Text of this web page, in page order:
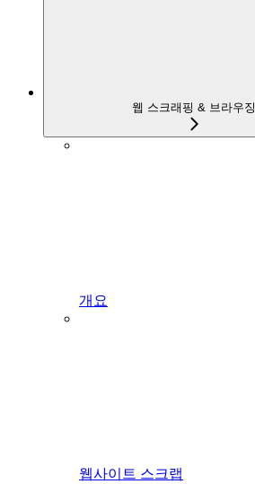
웹 스크래핑 & 브라우징
개요
웹사이트 스크랩